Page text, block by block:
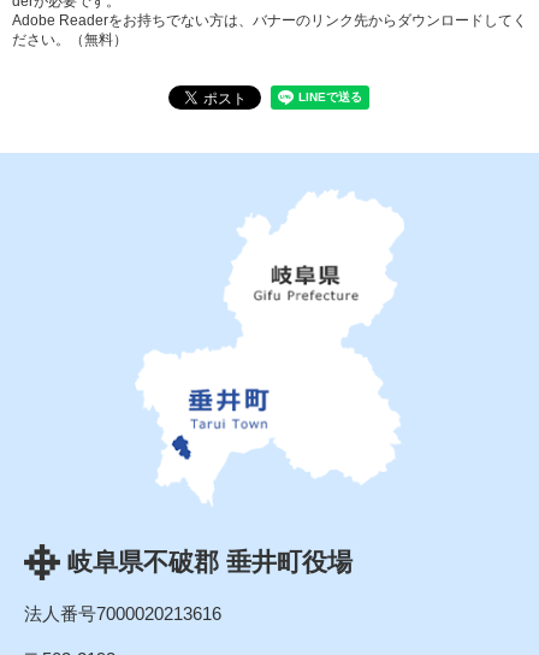
Adobe Readerをお持ちでない方は、バナーのリンク先からダウンロードしてく
ださい。（無料）
岐阜県不破郡 垂井町役場
法人番号7000020213616